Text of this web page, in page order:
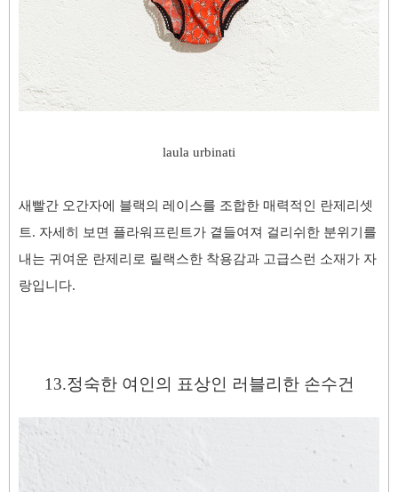
laula urbinati
새빨간 오간자에 블랙의 레이스를 조합한 매력적인 란제리셋
트. 자세히 보면 플라워프린트가 곁들여져 걸리쉬한 분위기를
내는 귀여운 란제리로 릴랙스한 착용감과 고급스런 소재가 자
랑입니다.
13.정숙한 여인의 표상인 러블리한 손수건